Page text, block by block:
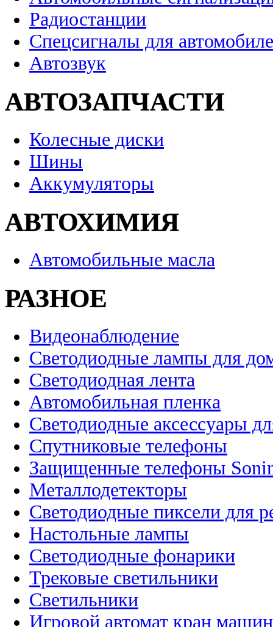
Радиостанции
Спецсигналы для
Автозвук
АВТОЗАПЧАСТИ
Колесные диски
Шины
Аккумуляторы
АВТОХИМИЯ
Автомобильные масла
РАЗНОЕ
Видеонаблюдение
Светодиодные лампы для
Светодиодная лента
Автомобильная пленка
Светодиодные аксессуары
Спутниковые телефоны
Защищенные телефоны
Металлодетекторы
Светодиодные пиксели для
Настольные лампы
Светодиодные фонарики
Трековые светильники
Светильники
Игровой автомат кран